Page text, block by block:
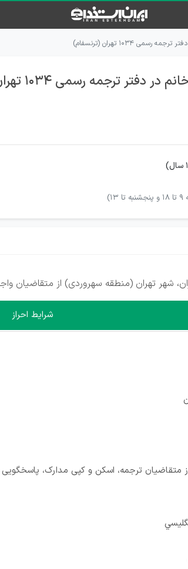
۱۰۳۴ تهران (ترنسفام)
رسمی ۱۰۳۴ تهران (ترنسفام)
شرایط احراز
ترجمه، اسکن و کپی مدارک، پاسخگویی